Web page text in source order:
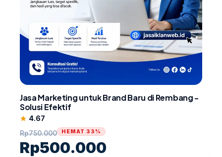
Jasa Marketing untuk Brand Baru di Rembang -
Solusi Efektif
star 4.67
Rp750.000
Rp500.000
HEMAT 33%